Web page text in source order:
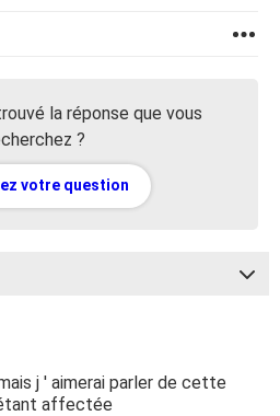
la réponse que vous
?
votre question
j ' aimerai parler de cette
affectée